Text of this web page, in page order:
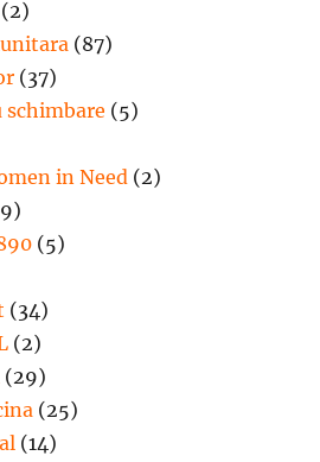
(2)
(87)
(37)
schimbare (5)
in Need (2)
(5)
(34)
(2)
(29)
(25)
(14)